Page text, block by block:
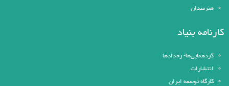
هنرمندان
کارنامه بنیاد
گردهمایی‌ها- رخدادها
انتشارات
کارگاه توسعه ایران